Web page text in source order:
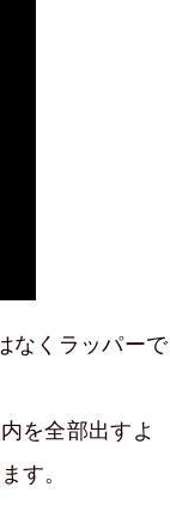
なくラッパーで
を全部出すよ
す。